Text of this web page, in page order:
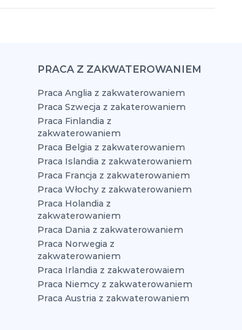
PRACA Z ZAKWATEROWANIEM
Praca Anglia z zakwaterowaniem
Praca Szwecja z zakaterowaniem
Praca Finlandia z
zakwaterowaniem
Praca Belgia z zakwaterowaniem
Praca Islandia z zakwaterowaniem
Praca Francja z zakwaterowaniem
Praca Włochy z zakwaterowaniem
Praca Holandia z
zakwaterowaniem
Praca Dania z zakwaterowaniem
Praca Norwegia z
zakwaterowaniem
Praca Irlandia z zakwaterowaiem
Praca Niemcy z zakwaterowaniem
Praca Austria z zakwaterowaniem